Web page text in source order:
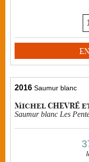
2016 Saumur blanc
Michel CHEVRÉ
Saumur blanc Les